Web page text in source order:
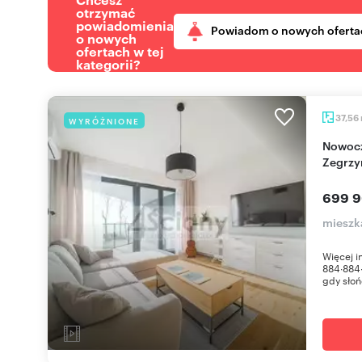
otrzymać
powiadomienia
o nowych
ofertach w tej
kategorii?
Powiadom o nowych
WYRÓŻNIONE 37,56
Nowoczesny apartament z tarasem nad Zalewem
699
Więcej
gdy